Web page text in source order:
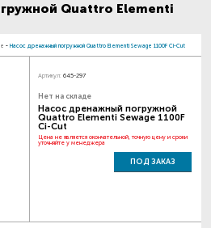
Quattro Elementi
- Насос дренажный погружной Quattro Elementi Sewage 1100F Ci-Cut
Артикул: 645-297
Нет на складе
Насос дренажный погружной
Quattro Elementi Sewage 1100F
Ci-Cut
Цена не является окончательной, точную цену и сроки
уточняйте у менеджера
ПОД ЗАКАЗ